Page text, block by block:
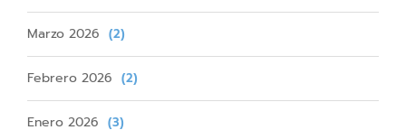
Marzo 2026 (2)
Febrero 2026 (2)
Enero 2026 (3)